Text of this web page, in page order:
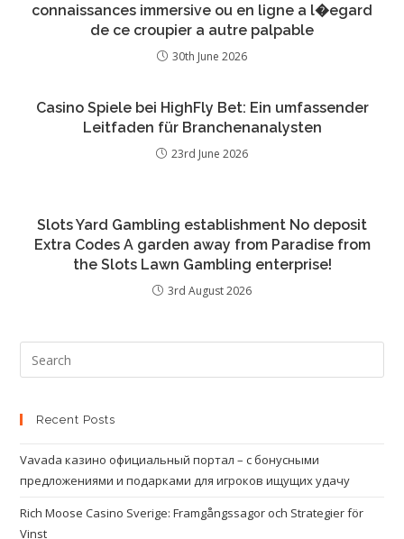
connaissances immersive ou en ligne a l�egard
de ce croupier a autre palpable
30th June 2026
Casino Spiele bei HighFly Bet: Ein umfassender
Leitfaden für Branchenanalysten
23rd June 2026
Slots Yard Gambling establishment No deposit
Extra Codes A garden away from Paradise from
the Slots Lawn Gambling enterprise!
3rd August 2026
Recent Posts
Vavada казино официальный портал – с бонусными
предложениями и подарками для игроков ищущих удачу
Rich Moose Casino Sverige: Framgångssagor och Strategier för
Vinst